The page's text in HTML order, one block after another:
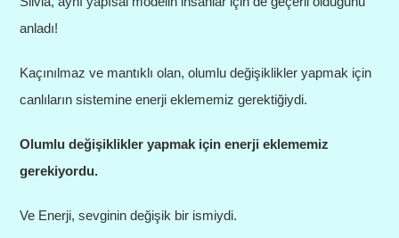
anladı!
Kaçınılmaz ve mantıklı olan, olumlu değişiklikler yapmak için
canlıların sistemine enerji eklememiz gerektiğiydi.
Olumlu değişiklikler yapmak için enerji eklememiz
gerekiyordu.
Ve Enerji, sevginin değişik bir ismiydi.